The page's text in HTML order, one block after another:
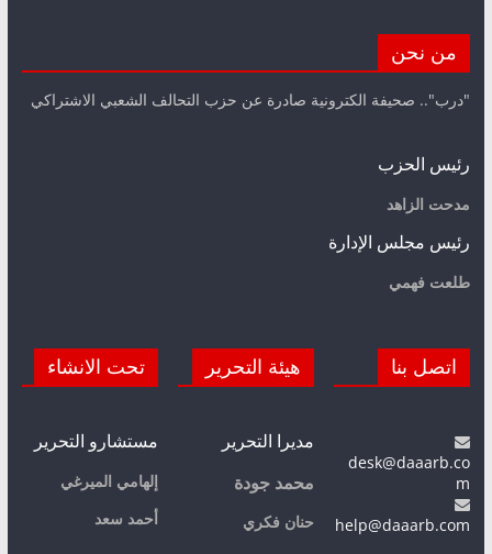
من نحن
"درب".. صحيفة الكترونية صادرة عن حزب التحالف الشعبي الاشتراكي
رئيس الحزب
مدحت الزاهد
رئيس مجلس الإدارة
طلعت فهمي
اتصل بنا
desk@daaarb.co
m
help@daaarb.com
هيئة التحرير
مديرا التحرير
محمد جودة
حنان فكري
تحت الانشاء
مستشارو التحرير
إلهامي الميرغي
أحمد سعد